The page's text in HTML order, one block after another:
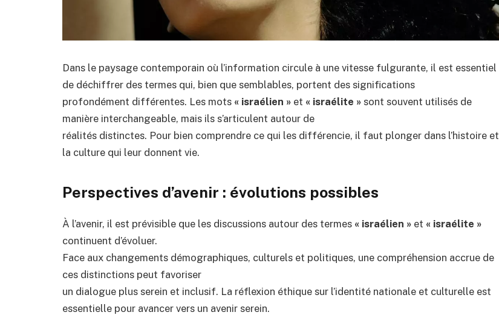
Dans le paysage contemporain où l’information circule à une vitesse fulgurante, il est essentiel
de déchiffrer des termes qui, bien que semblables, portent des significations
profondément différentes. Les mots « israélien » et « israélite » sont souvent utilisés de
manière interchangeable, mais ils s’articulent autour de
réalités distinctes. Pour bien comprendre ce qui les différencie, il faut plonger dans l’histoire et
la culture qui leur donnent vie.
Perspectives d’avenir : évolutions possibles
À l’avenir, il est prévisible que les discussions autour des termes « israélien » et « israélite »
continuent d’évoluer.
Face aux changements démographiques, culturels et politiques, une compréhension accrue de
ces distinctions peut favoriser
un dialogue plus serein et inclusif. La réflexion éthique sur l’identité nationale et culturelle est
essentielle pour avancer vers un avenir serein.